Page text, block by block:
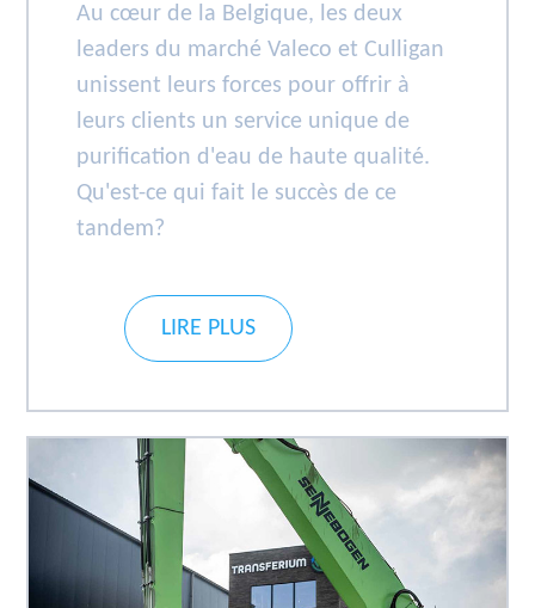
Au cœur de la Belgique, les deux
leaders du marché Valeco et Culligan
unissent leurs forces pour offrir à
leurs clients un service unique de
purification d'eau de haute qualité.
Qu'est-ce qui fait le succès de ce
tandem?
LIRE PLUS